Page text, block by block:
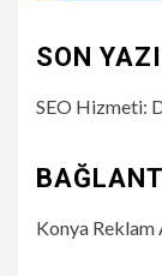
SON
SEO Hizmeti:
Konya Reklam